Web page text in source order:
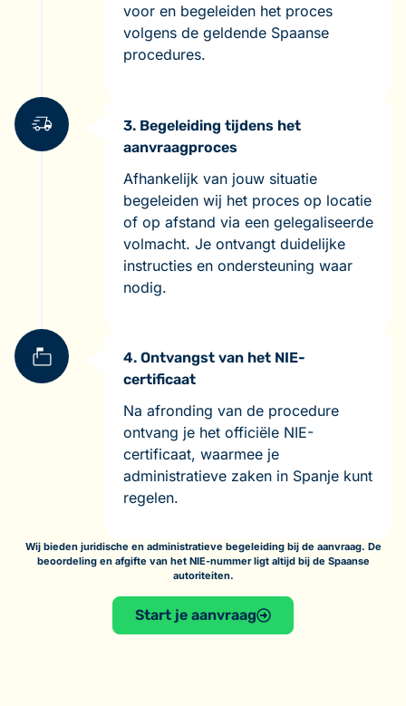
voor en begeleiden het proces
volgens de geldende Spaanse
procedures.
3. Begeleiding tijdens het
aanvraagproces
Afhankelijk van jouw situatie
begeleiden wij het proces op locatie
of op afstand via een gelegaliseerde
volmacht. Je ontvangt duidelijke
instructies en ondersteuning waar
nodig.
4. Ontvangst van het NIE-
certificaat
Na afronding van de procedure
ontvang je het officiële NIE-
certificaat, waarmee je
administratieve zaken in Spanje kunt
regelen.
Wij bieden juridische en administratieve begeleiding bij de aanvraag. De
beoordeling en afgifte van het NIE-nummer ligt altijd bij de Spaanse
autoriteiten.
Start je aanvraag